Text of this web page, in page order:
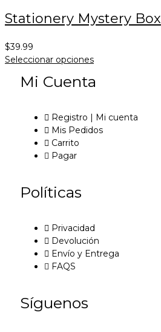
Stationery Mystery Box
$39.99
Seleccionar opciones
Mi Cuenta
Registro | Mi cuenta
Mis Pedidos
Carrito
Pagar
Políticas
Privacidad
Devolución
Envío y Entrega
FAQS
Síguenos